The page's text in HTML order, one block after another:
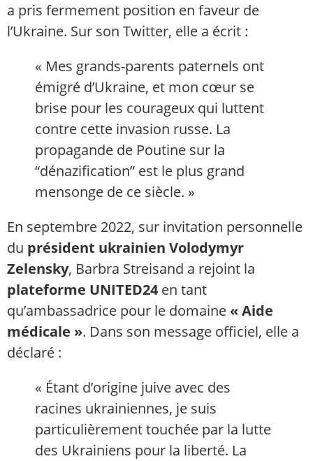
a pris fermement position en faveur de
l’Ukraine. Sur son Twitter, elle a écrit :
« Mes grands-parents paternels ont
émigré d’Ukraine, et mon cœur se
brise pour les courageux qui luttent
contre cette invasion russe. La
propagande de Poutine sur la
“dénazification” est le plus grand
mensonge de ce siècle. »
En septembre 2022, sur invitation personnelle
du président ukrainien Volodymyr
Zelensky, Barbra Streisand a rejoint la
plateforme UNITED24 en tant
qu’ambassadrice pour le domaine « Aide
médicale ». Dans son message officiel, elle a
déclaré :
« Étant d’origine juive avec des
racines ukrainiennes, je suis
particulièrement touchée par la lutte
des Ukrainiens pour la liberté. La